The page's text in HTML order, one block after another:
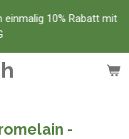
einmalig 10% Rabatt mit
-